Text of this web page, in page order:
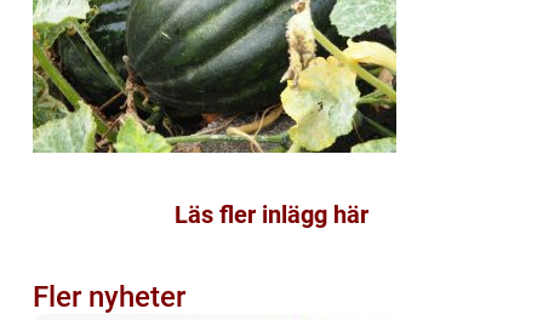
Läs fler inlägg här
Fler nyheter